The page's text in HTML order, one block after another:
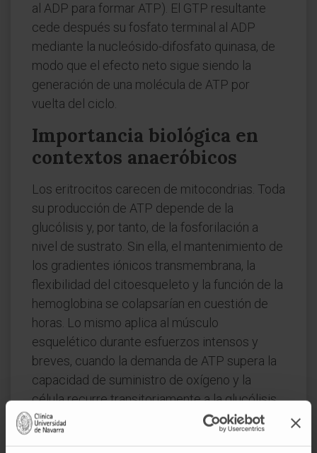
al ADP para formar ATP). El GTP resultante
cede después su fosfato terminal al ADP
mediante la nucleósido-difosfato quinasa, de
modo que el efecto neto sigue siendo la
generación de una molécula de ATP por
vuelta del ciclo.
Importancia biológica en
contextos anaeróbicos
Los eritrocitos carecen de mitocondrias. Toda
su producción de ATP depende de la
glucólisis y, por tanto, de la fosforilación a
nivel de sustrato. Sin ella, el mantenimiento de
los gradientes iónicos transmembrana, la
flexibilidad del citoesqueleto y la función de la
hemoglobina se colapsarían en cuestión de
horas. Lo mismo aplica al músculo
esquelético durante esfuerzos intensos y
breves, cuando la demanda de ATP supera la
capacidad de suministro de oxígeno y la
célula recurre transitoriamente a la glucólisis
anaeróbica con acumulación de lactato.